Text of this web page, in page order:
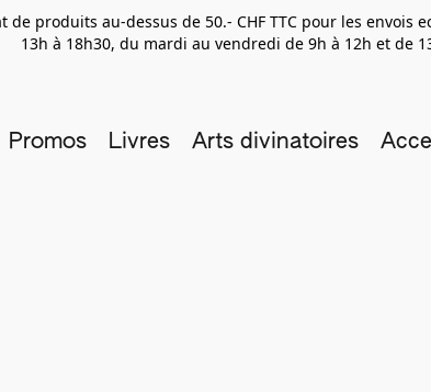
produits au-dessus de 50.- CHF TTC pour les
13h à 18h30, du mardi au vendredi de 9h à 12h et de
Promos Livres Arts divinatoires